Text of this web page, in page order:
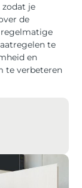
je
de
te
en
te verbeteren